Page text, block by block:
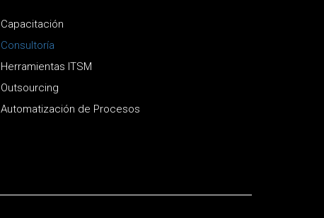
Capacitación
Consultoría
Herramientas ITSM
Outsourcing
Automatización de Procesos